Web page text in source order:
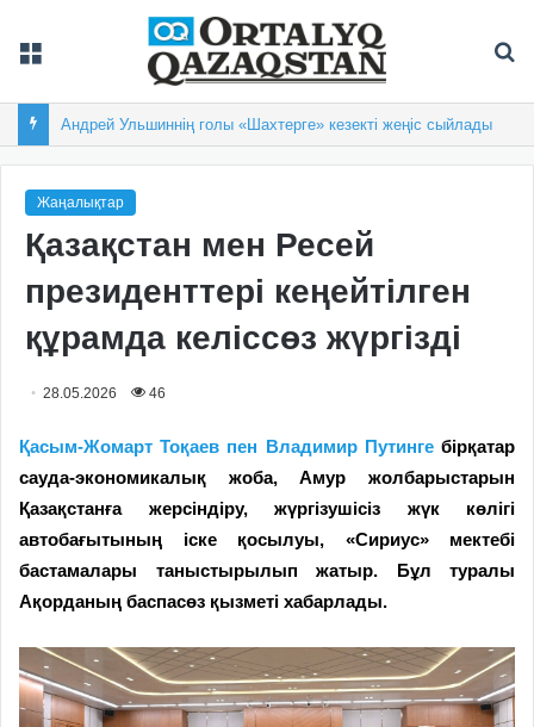
Балқашта облыстық «Арай-2026» XIX спартакиадасы басталды
Жаңалықтар
Қазақстан мен Ресей
президенттері кеңейтілген
құрамда келіссөз жүргізді
28.05.2026 46
Қасым-Жомарт Тоқаев пен Владимир Путингебірқатар
сауда-экономикалық жоба, Амур жолбарыстарын
Қазақстанға жерсіндіру, жүргізушісіз жүк көлігі
автобағытының іске қосылуы, «Сириус» мектебі
бастамалары таныстырылып жатыр. Бұл туралы
Ақорданың баспасөз қызметі хабарлады.